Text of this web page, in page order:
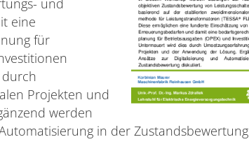
und
eine
für
durch
Projekten und
werden
in der Zustandsbewertung